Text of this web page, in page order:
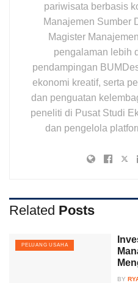
pariwisata berbasis
Manajemen Sumber
Magister
pengalaman lebih
pendampingan
ekonomi kreatif, serta
dan penguatan
peneliti di Pusat Studi
dan pengelola
Related Posts
PELUANG USAHA
BY